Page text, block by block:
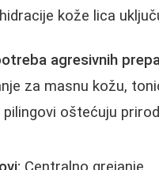
kože lica
agresivnih
za masnu kožu,
pilingovi oštećuju